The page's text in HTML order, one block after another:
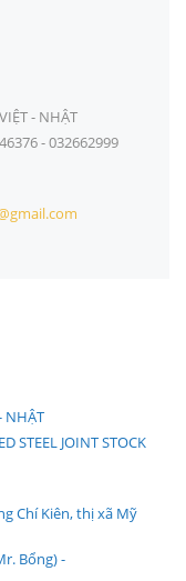
- NHẬT
- 032662999
NHẬT
STEEL JOINT STOCK
Chí Kiên, thị xã Mỹ
Bổng) -